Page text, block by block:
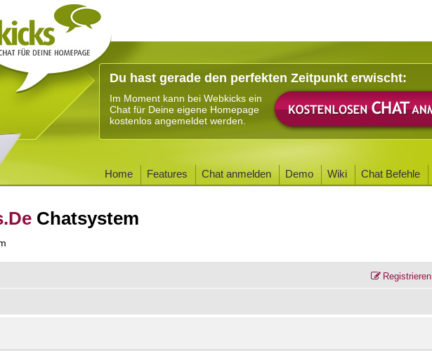
Du hast gerade den perfekten Zeitpunkt erwischt:
Im Moment kann bei Webkicks ein
Chat für Deine eigene Homepage
kostenlos angemeldet werden.
Home Features Chat anmelden Demo Wiki Chat Befehle
Chatsystem
Registrieren